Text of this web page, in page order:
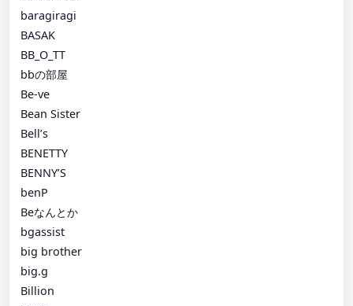
baragiragi
BASAK
BB_O_TT
bbの部屋
Be-ve
Bean Sister
Bell’s
BENETTY
BENNY’S
benP
Beなんとか
bgassist
big brother
big.g
Billion